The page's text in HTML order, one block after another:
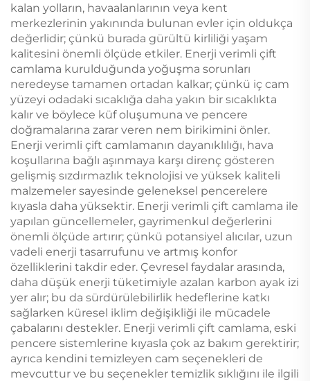
kalan yolların, havaalanlarının veya kent
merkezlerinin yakınında bulunan evler için oldukça
değerlidir; çünkü burada gürültü kirliliği yaşam
kalitesini önemli ölçüde etkiler. Enerji verimli çift
camlama kurulduğunda yoğuşma sorunları
neredeyse tamamen ortadan kalkar; çünkü iç cam
yüzeyi odadaki sıcaklığa daha yakın bir sıcaklıkta
kalır ve böylece küf oluşumuna ve pencere
doğramalarına zarar veren nem birikimini önler.
Enerji verimli çift camlamanın dayanıklılığı, hava
koşullarına bağlı aşınmaya karşı direnç gösteren
gelişmiş sızdırmazlık teknolojisi ve yüksek kaliteli
malzemeler sayesinde geleneksel pencerelere
kıyasla daha yüksektir. Enerji verimli çift camlama ile
yapılan güncellemeler, gayrimenkul değerlerini
önemli ölçüde artırır; çünkü potansiyel alıcılar, uzun
vadeli enerji tasarrufunu ve artmış konfor
özelliklerini takdir eder. Çevresel faydalar arasında,
daha düşük enerji tüketimiyle azalan karbon ayak izi
yer alır; bu da sürdürülebilirlik hedeflerine katkı
sağlarken küresel iklim değişikliği ile mücadele
çabalarını destekler. Enerji verimli çift camlama, eski
pencere sistemlerine kıyasla çok az bakım gerektirir;
ayrıca kendini temizleyen cam seçenekleri de
mevcuttur ve bu seçenekler temizlik sıklığını ile ilgili